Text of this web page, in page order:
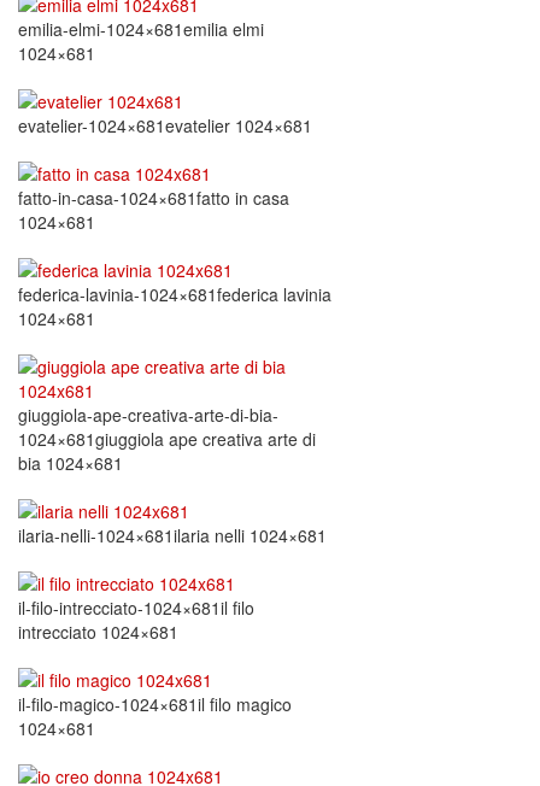
emilia-elmi-1024×681emilia elmi
1024×681
evatelier-1024×681evatelier 1024×681
fatto-in-casa-1024×681fatto in casa
1024×681
federica-lavinia-1024×681federica lavinia
1024×681
giuggiola-ape-creativa-arte-di-bia-
1024×681giuggiola ape creativa arte di
bia 1024×681
ilaria-nelli-1024×681ilaria nelli 1024×681
il-filo-intrecciato-1024×681il filo
intrecciato 1024×681
il-filo-magico-1024×681il filo magico
1024×681